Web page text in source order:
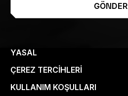
GÖNDER
YASAL
ÇEREZ TERCIHLERI
KULLANIM KOŞULLARI